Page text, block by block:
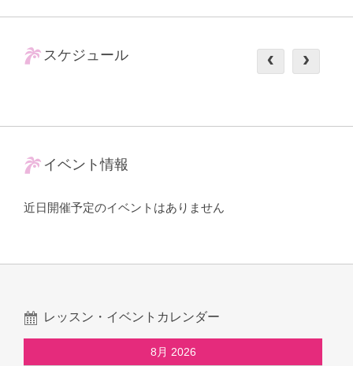
スケジュール
イベント情報
近日開催予定のイベントはありません
レッスン・イベントカレンダー
8月 2026